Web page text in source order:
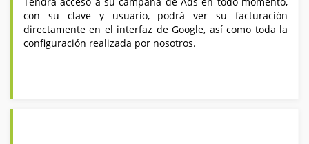
con su clave y usuario, podrá ver su facturación
directamente en el interfaz de Google, así como toda la
configuración realizada por nosotros.